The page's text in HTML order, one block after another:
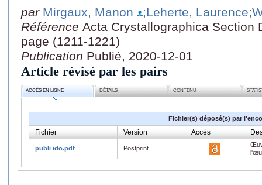
par Mirgaux, Manon ;Leherte, Laurence
Référence Acta Crystallographica Section
page (1211-1221)
Publication Publié, 2020-12-01
Article révisé par les pairs
ACCÈS EN LIGNE DÉTAILS CONTENU
Fichier(s) déposé(s) par
Fichier Version Accès
publi ido.pdf Postprint